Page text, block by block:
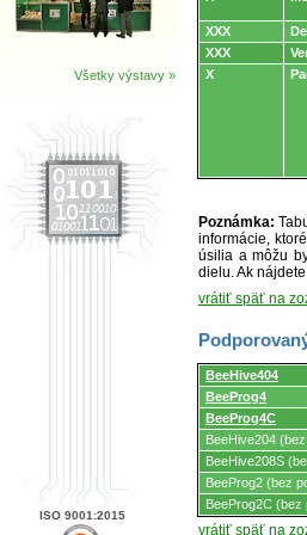
Všetky výstavy »
ISO 9001:2015
XXX
XXX
X
Poznámka:
informácie,
úsilia a môžu
dielu. Ak
vrátiť späť na
Podporovaný
programátormi
programovacími
adaptérmi/
BeeHive404
BeeProg4
BeeProg4C
BeeHive204
BeeHive208S
BeeProg2 (bez
BeeProg2C (bez
vrátiť späť na